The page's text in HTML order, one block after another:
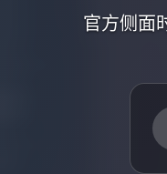
官方侧面